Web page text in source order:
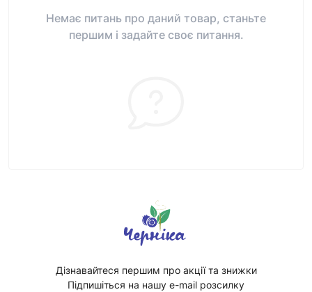
Немає питань про даний товар, станьте
першим і задайте своє питання.
Дізнавайтеся першим про акції та знижки
Підпишіться на нашу e-mail розсилку